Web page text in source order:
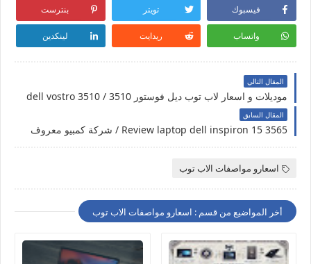
فيسبوك تويتر بنترست
واتساب ريدايت لينكدين
المقال التالي
موديلات و اسعار لاب توب ديل فوستور 3510 / dell vostro 3510
المقال السابق
Review laptop dell inspiron 15 3565 / شركة كمبيو معروف
اسعارو مواصفات الاب توب
أخر المواضيع من قسم : اسعارو مواصفات الاب توب